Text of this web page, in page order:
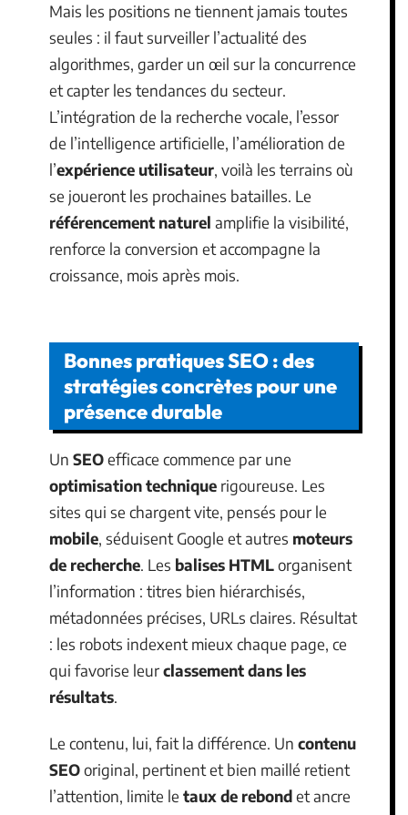
Mais les positions ne tiennent jamais toutes
seules : il faut surveiller l’actualité des
algorithmes, garder un œil sur la concurrence
et capter les tendances du secteur.
L’intégration de la recherche vocale, l’essor
de l’intelligence artificielle, l’amélioration de
l’expérience utilisateur, voilà les terrains où
se joueront les prochaines batailles. Le
référencement naturel amplifie la visibilité,
renforce la conversion et accompagne la
croissance, mois après mois.
Bonnes pratiques SEO : des
stratégies concrètes pour une
présence durable
Un SEOefficace commence par une
optimisation technique rigoureuse. Les
sites qui se chargent vite, pensés pour le
mobile, séduisent Google et autres moteurs
de recherche. Les balises HTMLorganisent
l’information : titres bien hiérarchisés,
métadonnées précises, URLs claires. Résultat
: les robots indexent mieux chaque page, ce
qui favorise leurclassement dans les
résultats.
Le contenu, lui, fait la différence. Un contenu
SEOoriginal, pertinent et bien maillé retient
l’attention, limite le taux de rebondet ancre